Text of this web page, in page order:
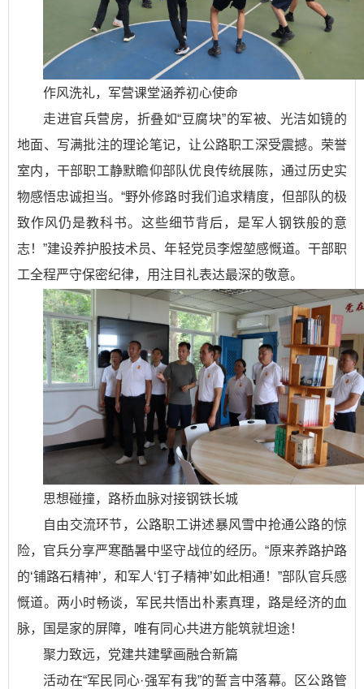
作风洗礼，军营课堂涵养初心使命
走进官兵营房，折叠如“豆腐块”的军被、光洁如镜的
地面、写满批注的理论笔记，让公路职工深受震撼。荣誉
室内，干部职工静默瞻仰部队优良传统展陈，通过历史实
物感悟忠诚担当。“野外修路时我们追求精度，但部队的极
致作风仍是教科书。这些细节背后，是军人钢铁般的意
志！”建设养护股技术员、年轻党员李煜堃感慨道。干部职
工全程严守保密纪律，用注目礼表达最深的敬意。
思想碰撞，路桥血脉对接钢铁长城
自由交流环节，公路职工讲述暴风雪中抢通公路的惊
险，官兵分享严寒酷暑中坚守战位的经历。“原来养路护路
的‘铺路石精神’，和军人‘钉子精神’如此相通！”部队官兵感
慨道。两小时畅谈，军民共悟出朴素真理，路是经济的血
脉，国是家的屏障，唯有同心共进方能筑就坦途！
聚力致远，党建共建擘画融合新篇
活动在“军民同心·强军有我”的誓言中落幕。区公路管